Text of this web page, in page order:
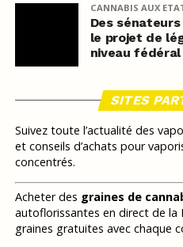
CANNABIS AUX
Des
le projet de
niveau
SITES
Suivez toute l’actualité des
et conseils d’achats pour
concentrés.
Acheter des graines de
autoflorissantes en direct de la
graines gratuites avec chaque